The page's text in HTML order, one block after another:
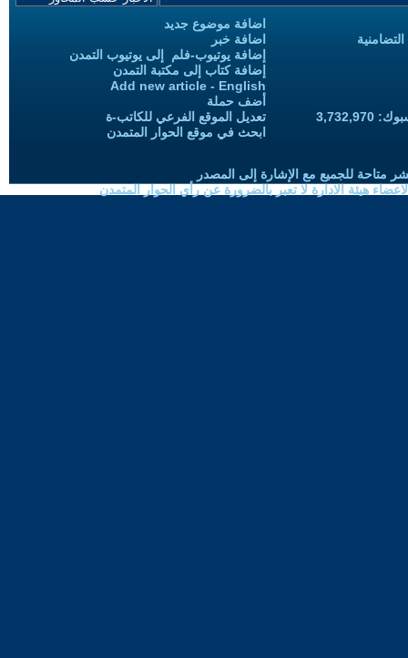
اضافة موضوع جديد
اضافة خبر
إضافة يوتيوب-فلم إلى يوتيوب التمدن
إضافة كتاب إلى مكتبة التمدن
Add new article - English
أضف حملة
تعديل الموقع الفرعي للكاتب-ة
ابحث في موقع الحوار المتمدن
متاحة للجميع مع الإشارة إلى المصدر
هيئة الادارة لا تعبر بالضرورة عن رأي الحوار المتمدن